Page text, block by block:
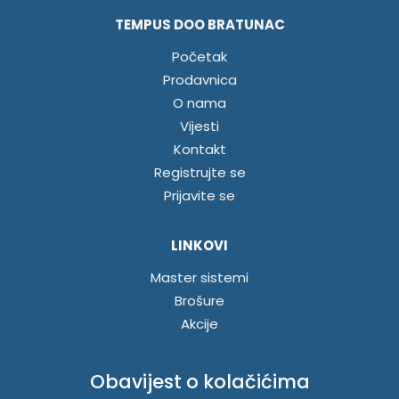
TEMPUS DOO BRATUNAC
Početak
Prodavnica
O nama
Vijesti
Kontakt
Registrujte se
Prijavite se
LINKOVI
Master sistemi
Brošure
Akcije
INFORMACIJE
Obavijest o kolačićima